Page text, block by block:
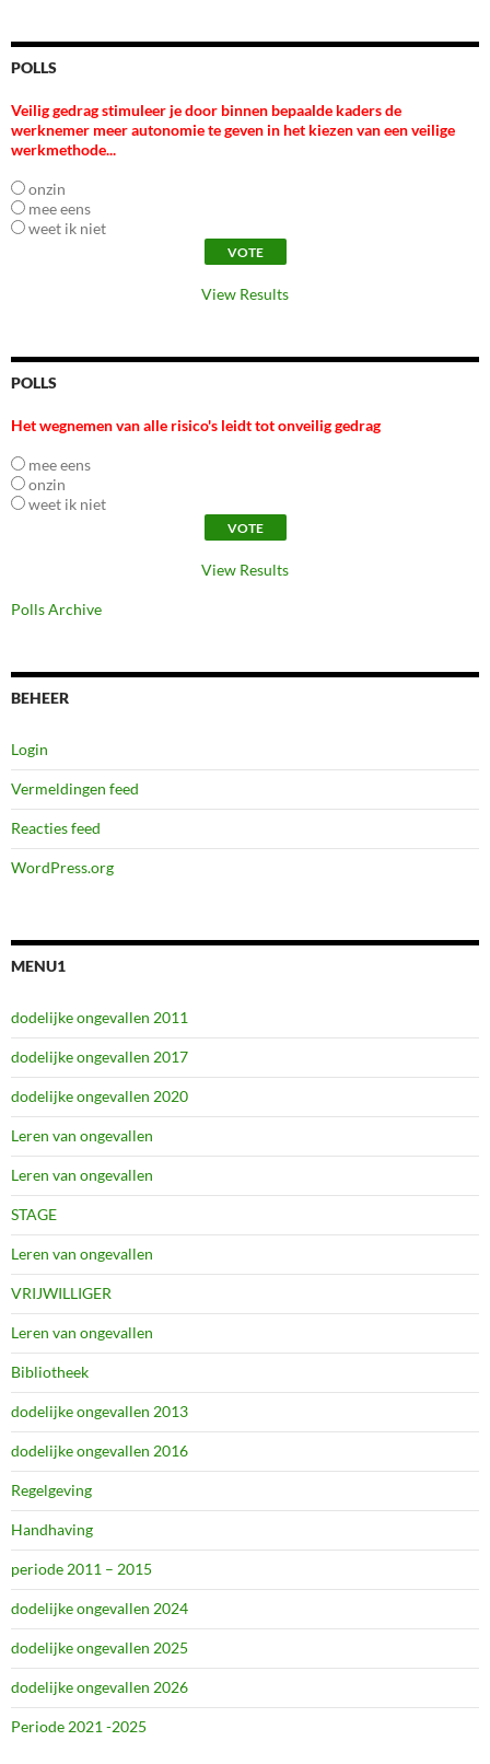
POLLS
Veilig gedrag stimuleer je door binnen bepaalde kaders de
werknemer meer autonomie te geven in het kiezen van een veilige
werkmethode...
onzin
mee eens
weet ik niet
View Results
POLLS
Het wegnemen van alle risico's leidt tot onveilig gedrag
mee eens
onzin
weet ik niet
View Results
Polls Archive
BEHEER
Login
Vermeldingen feed
Reacties feed
WordPress.org
MENU1
dodelijke ongevallen 2011
dodelijke ongevallen 2017
dodelijke ongevallen 2020
Leren van ongevallen
Leren van ongevallen
STAGE
Leren van ongevallen
VRIJWILLIGER
Leren van ongevallen
Bibliotheek
dodelijke ongevallen 2013
dodelijke ongevallen 2016
Regelgeving
Handhaving
periode 2011 – 2015
dodelijke ongevallen 2024
dodelijke ongevallen 2025
dodelijke ongevallen 2026
Periode 2021 -2025